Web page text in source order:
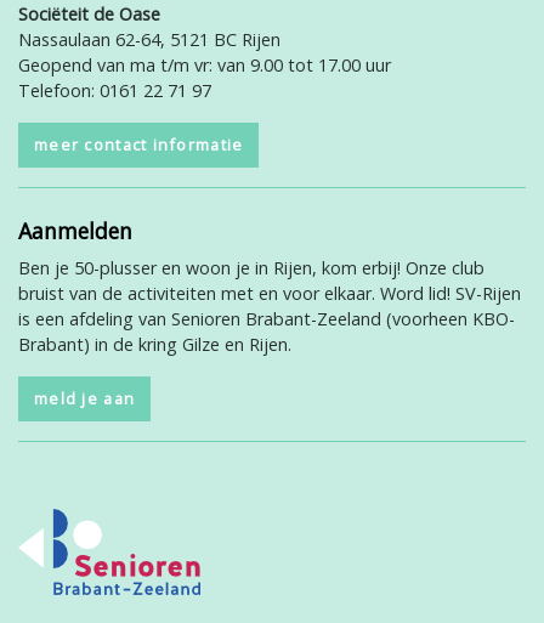
Sociëteit de Oase
Nassaulaan 62-64, 5121 BC Rijen
Geopend van ma t/m vr: van 9.00 tot 17.00 uur
Telefoon: 0161 22 71 97
meer contact informatie
Aanmelden
Ben je 50-plusser en woon je in Rijen, kom erbij! Onze club
bruist van de activiteiten met en voor elkaar. Word lid! SV-Rijen
is een afdeling van Senioren Brabant-Zeeland (voorheen KBO-
Brabant) in de kring Gilze en Rijen.
meld je aan